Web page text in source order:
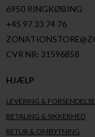
6950 RINGKØBING
+45 97 33 74 76
CVR NR: 31596858
HJÆLP
LEVERING & FORSENDELSE
BETALING & SIKKERHED
RETUR & OMBYTNING